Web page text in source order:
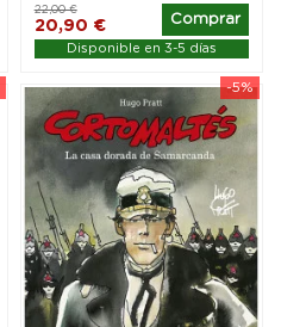
20,90 €
22,00 €
Comprar
Disponible en 3-5 días
-5%